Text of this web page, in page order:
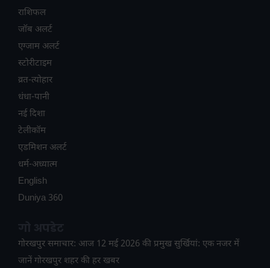
राशिफल
जॉब अलर्ट
एग्जाम अलर्ट
स्टोरीटाइम
व्रत-त्योहार
धंधा-पानी
नई दिशा
टेलीकॉम
ए​डमिशन अलर्ट
धर्म-अध्यात्म
English
Duniya 360
गोरखपुर समाचार: आज 12 मई 2026 की प्रमुख सुर्खियां: एक नजर में
जानें गोरखपुर शहर की हर खबर